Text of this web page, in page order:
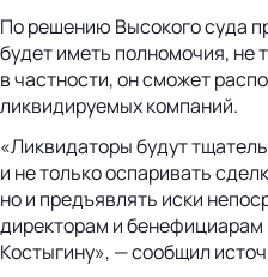
По решению Высокого суда
будет иметь полномочия, не
в частности, он сможет
ликвидируемых компаний.
«Ликвидаторы будут
и не только оспаривать
но и предъявлять иски
директорам и
Костыгину», — сообщил